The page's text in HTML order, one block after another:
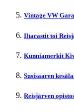
Vintage VW
Iltarastit toi
Kunniamerkit
Susisaaren
Reisjärven